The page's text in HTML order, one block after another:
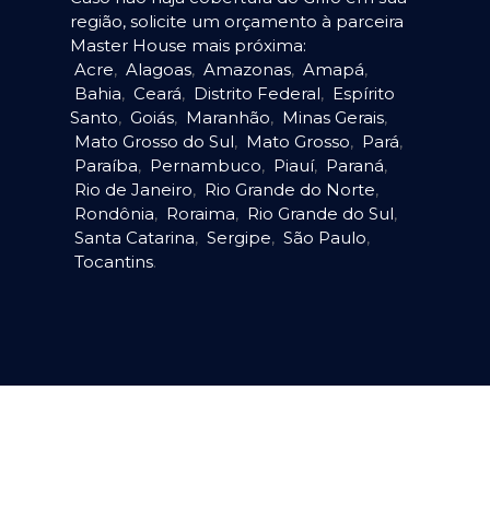
região, solicite um orçamento à parceira
Master House mais próxima:
Acre, Alagoas, Amazonas, Amapá,
Bahia, Ceará, Distrito Federal, Espírito
Santo, Goiás, Maranhão, Minas Gerais,
Mato Grosso do Sul, Mato Grosso, Pará,
Paraíba, Pernambuco, Piauí, Paraná,
Rio de Janeiro, Rio Grande do Norte,
Rondônia, Roraima, Rio Grande do Sul,
Santa Catarina, Sergipe, São Paulo,
Tocantins.